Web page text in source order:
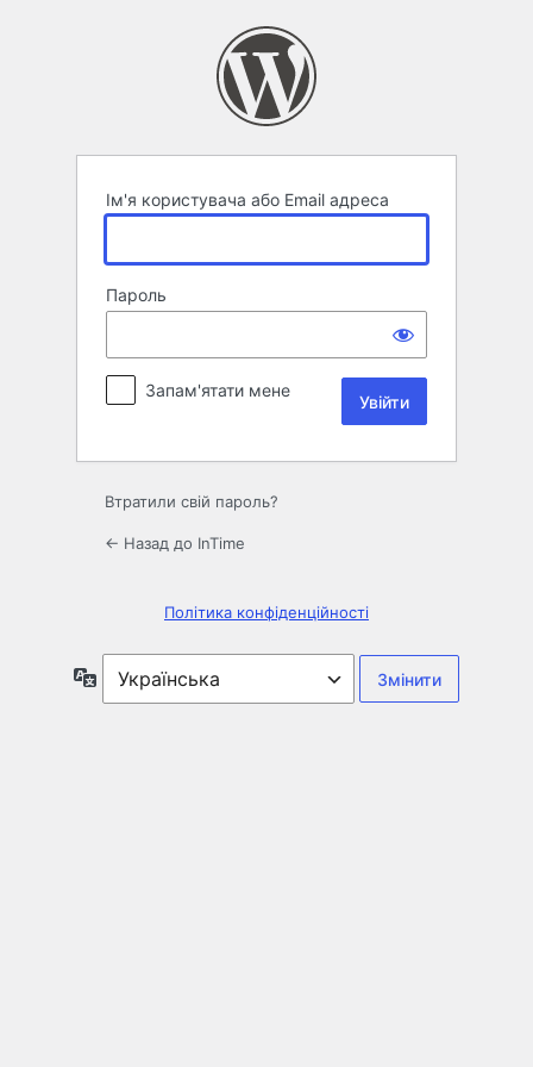
Ім'я користувача або Email адреса
Пароль
Запам'ятати мене
Втратили свій пароль?
← Назад до InTime
Політика конфіденційності
Мова